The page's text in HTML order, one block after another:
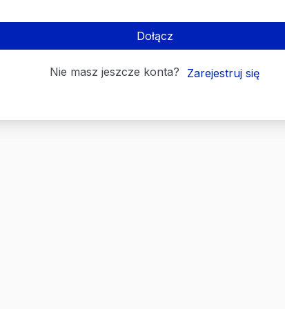
Dołącz
Nie masz jeszcze konta? Zarejestruj się